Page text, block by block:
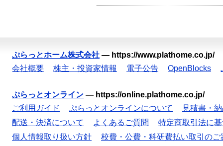
ぷらっとホーム株式会社 — https://www.plathome.co.jp/
会社概要
株主・投資家情報 電子公告 OpenBlocks
ぷらっとオンライン — https://online.plathome.co.jp/
ご利用ガイド
ぷらっとオンラインについて
見積書・
配送・決済について
よくあるご質問
特定商取引法に
個人情報取り扱い方針
校費・公費・科研費払い取引のご